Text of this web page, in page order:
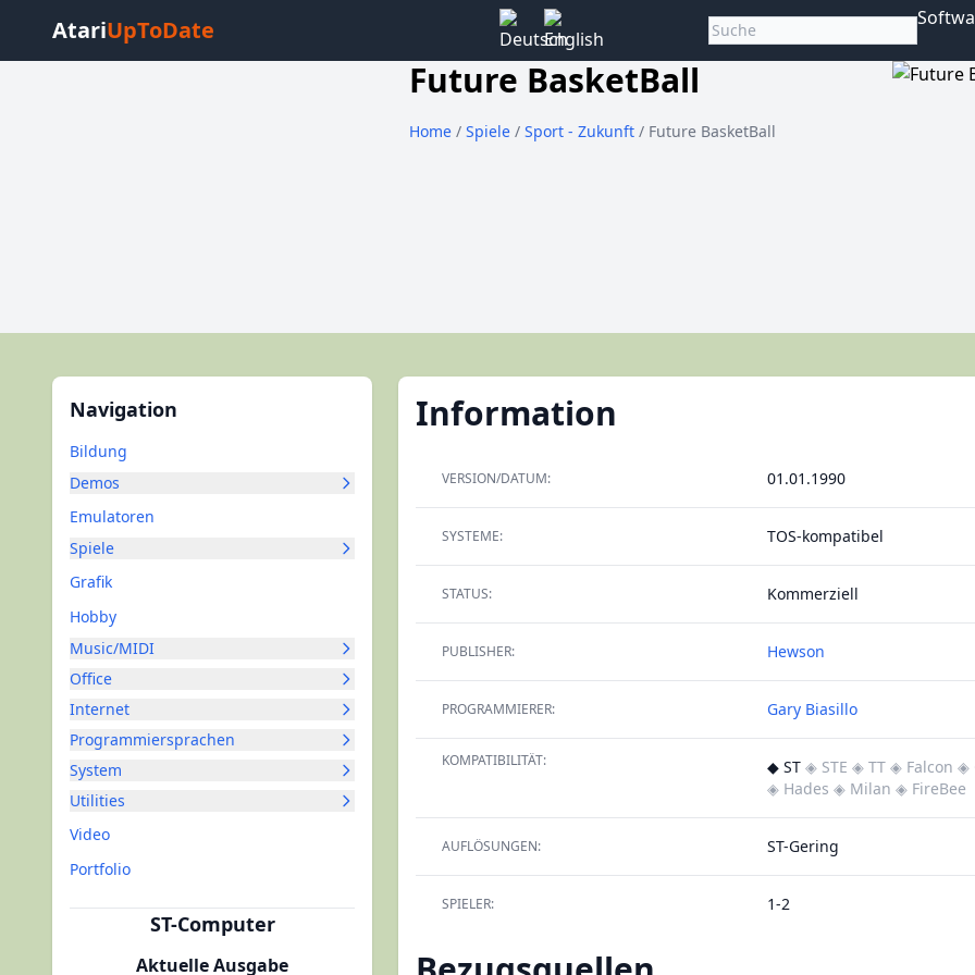
AtariUpToDate
Future BasketBall
Home / Spiele / Sport - Zukunft / Future BasketBall
Navigation
Bildung
Demos
Emulatoren
Spiele
Grafik
Hobby
Music/MIDI
Office
Internet
Programmiersprachen
System
Utilities
Video
Portfolio
ST-Computer
Aktuelle Ausgabe
Information
VERSION/DATUM: 01.01.1990
SYSTEME: TOS-kompatibel
STATUS: Kommerziell
PUBLISHER: Hewson
PROGRAMMIERER: Gary Biasillo
KOMPATIBILITÄT: ◆ ST ◈ STE ◈ TT ◈ Falcon ◈
◈ Hades ◈ Milan ◈ FireBee
AUFLÖSUNGEN: ST-Gering
SPIELER: 1-2